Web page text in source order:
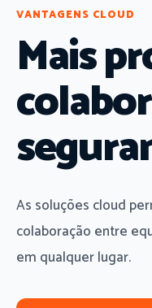
VANTAGENS CLOUD
Mais
As soluções cloud
colaboração entre
em qualquer lugar.